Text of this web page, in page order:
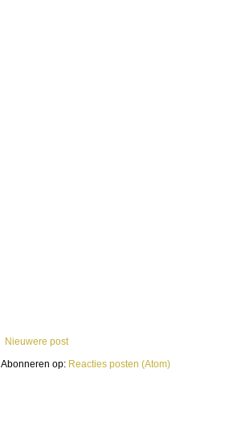
Nieuwere post
Abonneren op: Reacties posten (Atom)